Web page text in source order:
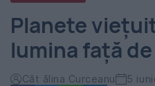
România
-
Evenimentul
Zilei
Planete
lumina faţă
Căt ălina Curceanu 5